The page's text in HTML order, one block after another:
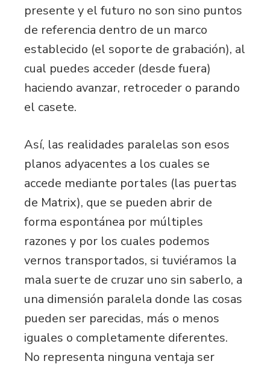
presente y el futuro no son sino puntos
de referencia dentro de un marco
establecido (el soporte de grabación), al
cual puedes acceder (desde fuera)
haciendo avanzar, retroceder o parando
el casete.
Así, las realidades paralelas son esos
planos adyacentes a los cuales se
accede mediante portales (las puertas
de Matrix), que se pueden abrir de
forma espontánea por múltiples
razones y por los cuales podemos
vernos transportados, si tuviéramos la
mala suerte de cruzar uno sin saberlo, a
una dimensión paralela donde las cosas
pueden ser parecidas, más o menos
iguales o completamente diferentes.
No representa ninguna ventaja ser